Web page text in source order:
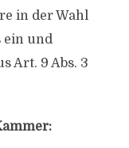
in der Wahl
ein und
Art. 9 Abs. 3